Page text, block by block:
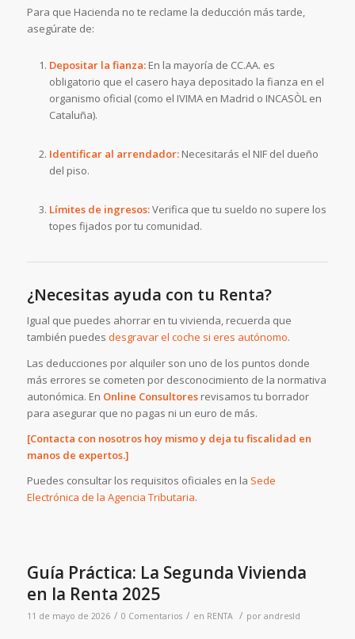
Para que Hacienda no te reclame la deducción más tarde,
asegúrate de:
Depositar la fianza:En la mayoría de CC.AA. es
obligatorio que el casero haya depositado la fianza en el
organismo oficial (como el IVIMA en Madrid o INCASÒL en
Cataluña).
Identificar al arrendador:Necesitarás el NIF del dueño
del piso.
Límites de ingresos:Verifica que tu sueldo no supere los
topes fijados por tu comunidad.
¿Necesitas ayuda con tu Renta?
Igual que puedes ahorrar en tu vivienda, recuerda que
también puedes desgravar el coche si eres autónomo.
Las deducciones por alquiler son uno de los puntos donde
más errores se cometen por desconocimiento de la normativa
autonómica. En Online Consultoresrevisamos tu borrador
para asegurar que no pagas ni un euro de más.
[Contacta con nosotros hoy mismo y deja tu fiscalidad en
manos de expertos.]
Puedes consultar los requisitos oficiales en la Sede
Electrónica de la Agencia Tributaria.
Guía Práctica: La Segunda Vivienda
en la Renta 2025
11 de mayo de 2026 / 0 Comentarios / en RENTA / por andresld